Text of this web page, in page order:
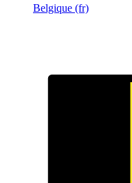
Belgique (fr)